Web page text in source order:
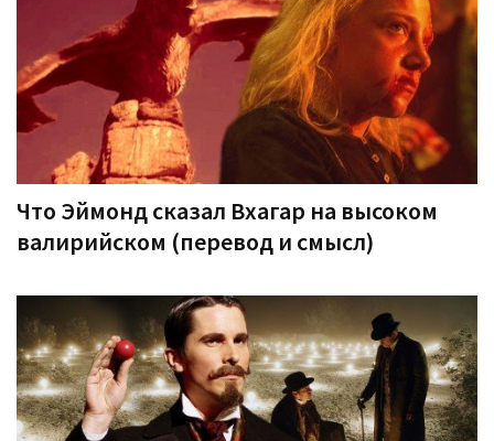
Что Эймонд сказал Вхагар на высоком
валирийском (перевод и смысл)